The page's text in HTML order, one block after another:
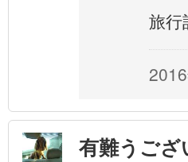
旅行
有難うござ